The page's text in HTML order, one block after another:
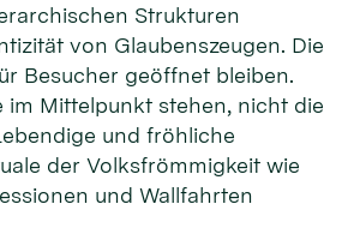
Strukturen
von Glaubenszeugen. Die
Besucher geöffnet bleiben.
im Mittelpunkt stehen, nicht die
und fröhliche
der Volksfrömmigkeit wie
und Wallfahrten